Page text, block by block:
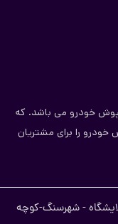
خودرو می باشد. که
را برای مشتریان
- شهرسنگ-کوچه